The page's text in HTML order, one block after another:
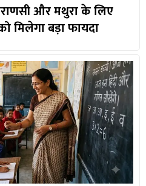
और मथुरा के लिए
मिलेगा बड़ा फायदा